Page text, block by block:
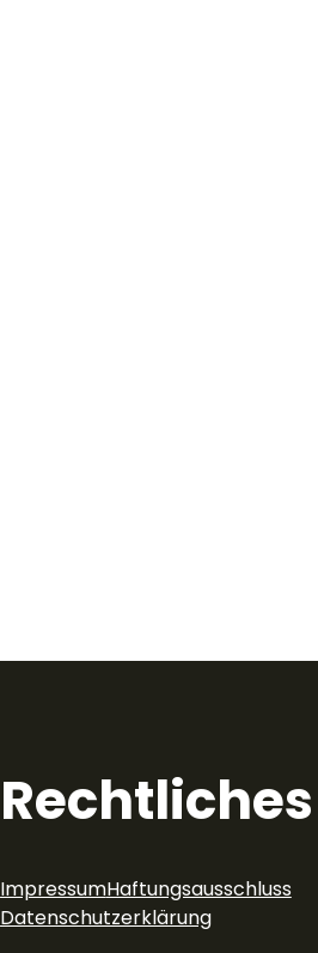
Rechtliches
ImpressumHaftungsausschluss
Datenschutzerklärung